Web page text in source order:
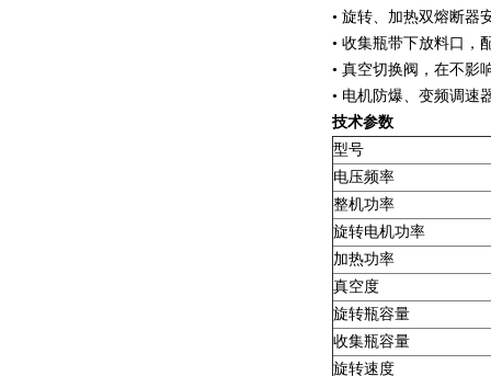
• 旋转、加热双熔断器
• 收集瓶带下放料口，
• 真空切换阀，在不影
• 电机防爆、变频调速
技术参数
型号
电压频率
整机功率
旋转电机功率
加热功率
真空度
旋转瓶容量
收集瓶容量
旋转速度